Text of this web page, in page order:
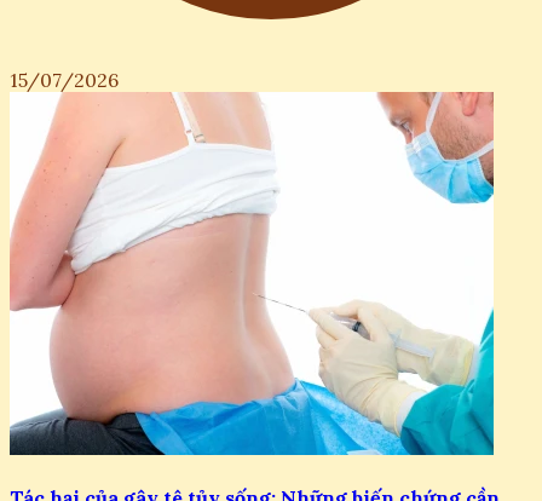
15/07/2026